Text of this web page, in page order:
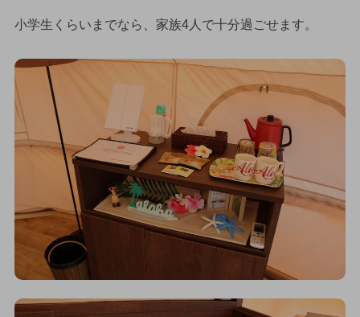
小学生くらいまでなら、家族4人で十分過ごせます。